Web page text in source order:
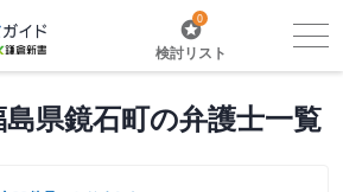
0
検討リスト
県鏡石町の弁護士一覧